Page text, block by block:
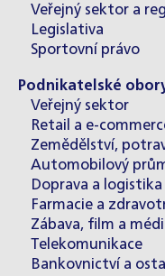
Veřejný sektor a
Legislativa
Sportovní právo
Podnikatelské
Veřejný sektor
Retail a e-
Zemědělství,
Automobilový
Doprava a logistika
Farmacie a
Zábava, film a
Telekomunikace
Bankovnictví a